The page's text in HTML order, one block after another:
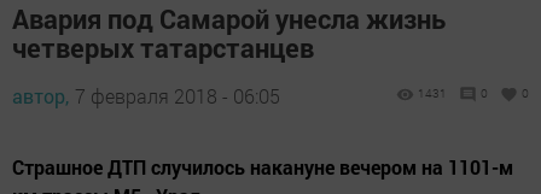
Авария под Самарой унесла жизнь
четверых татарстанцев
автор, 7 февраля 2018 - 06:05 1431 0 0
Страшное ДТП случилось накануне вечером на 1101-м